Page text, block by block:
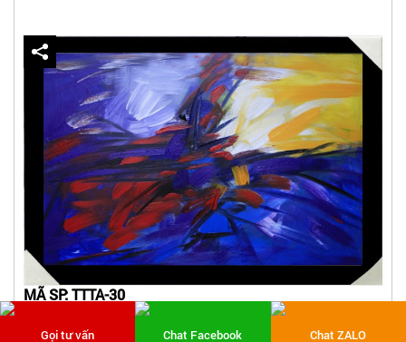
MÃ SP: TTTA-30
Gọi tư vấn Chat Facebook Chat ZALO